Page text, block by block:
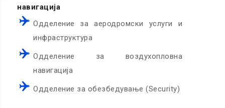
навигација
Одделение за аеродромски услуги и
инфраструктура
Одделение за воздухопловна
навигација
Одделение за обезбедување (Security)